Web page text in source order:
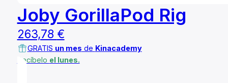
Joby GorillaPod Rig
263,78 €
GRATIS un mes de Kinacademy
Recíbelo el lunes.